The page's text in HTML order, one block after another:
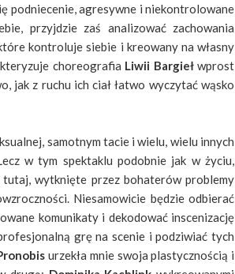
podniecenie, agresywne i niekontrolowane
przyjdzie zaś analizować zachowania
kontroluje siebie i kreowany na własny
choreografia Liwii Bargiełwprost
jak z ruchu ich ciał łatwo wyczytać wąsko
samotnym tacie i wielu, wielu innych
w tym spektaklu podobnie jak w życiu,
wytknięte przez bohaterów problemy
Niesamowicie będzie odbierać
komunikaty i dekodować inscenizację
grę na scenie i podziwiać tych
urzekła mnie swoja plastycznością i